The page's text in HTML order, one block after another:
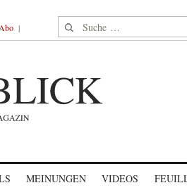
Suche nach:
MEINUNGEN VIDEOS